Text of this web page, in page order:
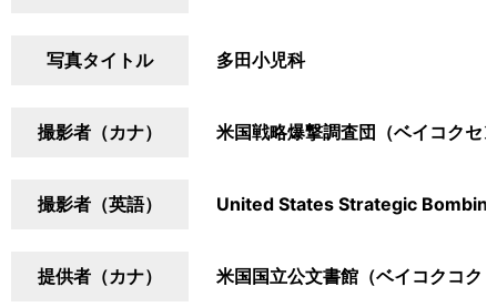
写真タイトル 多田小児科
撮影者（カナ） 米国戦略爆撃調査団（ベイコクセ
撮影者（英語） United States Strategic
提供者（カナ） 米国国立公文書館（ベイコクコク